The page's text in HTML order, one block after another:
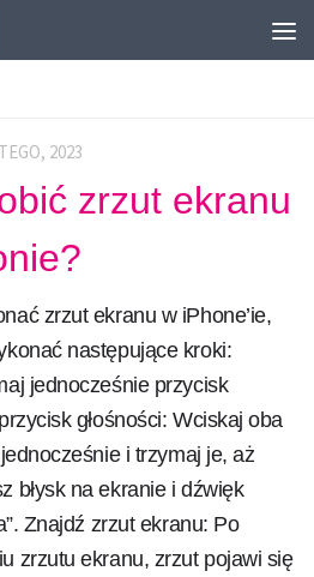
2023
zrzut ekranu
zrzut ekranu w iPhone’ie,
następujące kroki:
jednocześnie przycisk
głośności: Wciskaj oba
i trzymaj je, aż
błysk na ekranie i dźwięk
Znajdź zrzut ekranu: Po
zrzutu ekranu, zrzut pojawi się